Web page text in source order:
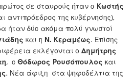
σε σταυρούς ήταν ο Κωστής
αντιπρόεδρος της κυβέρνησης),
ήταν δύο ακόμα πολύ γνωστοί
και η Ν. Κεραμέως. Επίσης
εκλέγονται ο Δημήτρης
, ο Θόδωρος Ρουσόπουλος και
. Νέα άφιξη στα ψηφοδέλτια της